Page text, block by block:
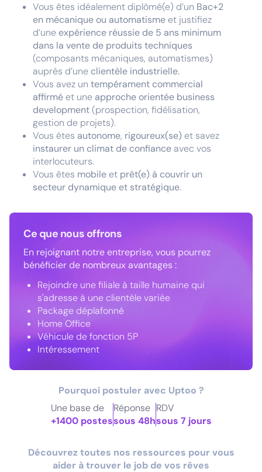
Vous êtes idéalement diplômé(e) d’un Bac+2
en mécanique ou automatisme et justifiez
d’une expérience réussie de 5 ans minimum
dans la vente de produits techniques
(composants mécaniques, automatismes)
auprès d’une clientèle industrielle.
Vous avez un tempérament commercial
affirmé et une approche orientée business
development(prospection, fidélisation,
gestion de projets).
Vous êtes autonome, rigoureux(se) et savez
instaurer un climat de confiance avec vos
interlocuteurs.
Vous êtes mobile et prêt(e) à couvrir un
secteur dynamique et stratégique.
Ce que nous offrons
En rejoignant notre entreprise, vous pourrez
bénéficier de nombreux avantages :
Rejoindre une filiale à taille humaine qui
s'adresse à une clientèle variée
Package déplafonné
Home Office
Véhicule de fonction 5P
Intéressement
Pourquoi postuler avec Uptoo ?
Une base de
+1400 postes
Réponse
sous 48h
RDV
sous 7 jours
Découvrez toutes nos ressources pour vous
aider à trouver le job de vos rêves